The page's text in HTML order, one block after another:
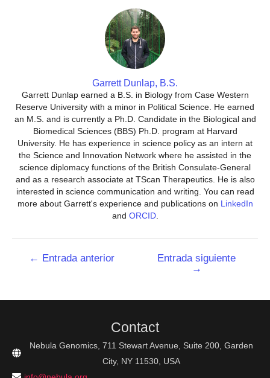
Garrett Dunlap, B.S.
Garrett Dunlap earned a B.S. in Biology from Case Western
Reserve University with a minor in Political Science. He earned
an M.S. and is currently a Ph.D. Candidate in the Biological and
Biomedical Sciences (BBS) Ph.D. program at Harvard
University. He has experience in science policy as an intern at
the Science and Innovation Network where he assisted in the
science diplomacy functions of the British Consulate-General
and as a research associate at TScan Therapeutics. He is also
interested in science communication and writing. You can read
more about Garrett's experience and publications on LinkedIn
and ORCID.
Navegación
← Entrada anterior
Entrada siguiente
→
Contact
Nebula Genomics, 711 Stewart Avenue, Suite 200, Garden
City, NY 11530, USA